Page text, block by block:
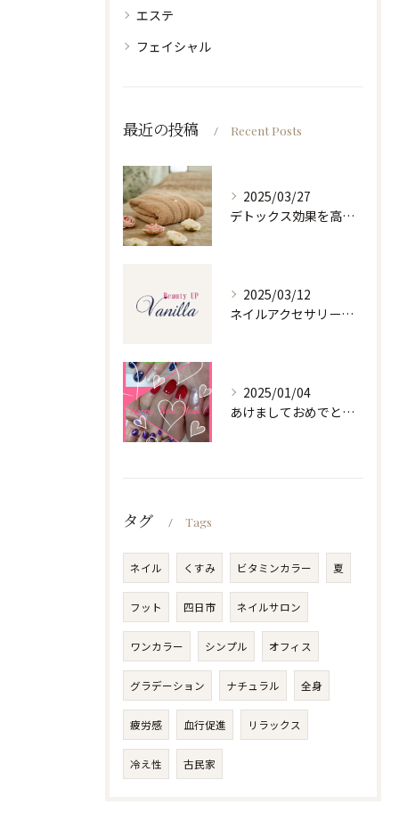
エステ
フェイシャル
最近の投稿 Recent Posts
2025/03/27
デトックス効果を高めるホルミシスリンパエステ
2025/03/12
ネイルアクセサリーの魅力と選び方
2025/01/04
あけましておめでとうございます
タグ Tags
ネイル くすみ ビタミンカラー 夏
フット 四日市 ネイルサロン
ワンカラー シンプル オフィス
グラデーション ナチュラル 全身
疲労感 血行促進 リラックス
冷え性 古民家